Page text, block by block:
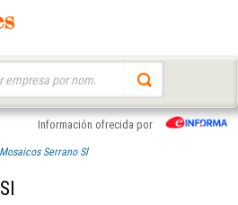
Información ofrecida por
Mosaicos Serrano Sl